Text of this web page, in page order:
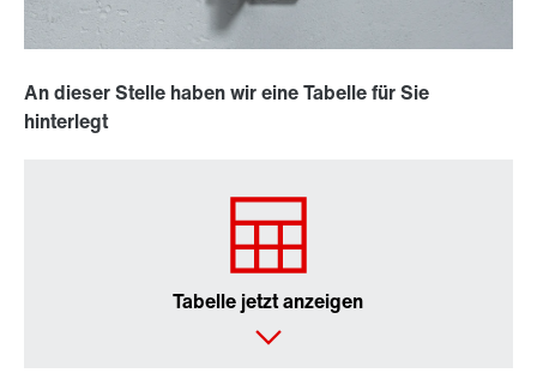
An dieser Stelle haben wir eine Tabelle für Sie
hinterlegt
Tabelle jetzt anzeigen